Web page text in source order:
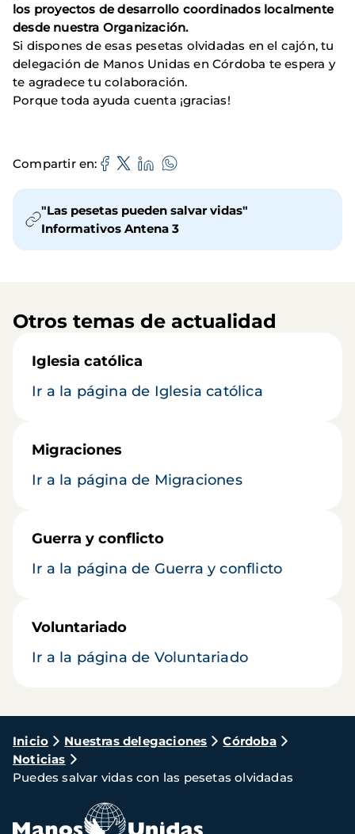
los proyectos de desarrollo coordinados localmente
desde nuestra Organización.
Si dispones de esas pesetas olvidadas en el cajón, tu
delegación de Manos Unidas en Córdoba te espera y
te agradece tu colaboración.
Porque toda ayuda cuenta ¡gracias!
Compartir en
"Las pesetas pueden salvar vidas"
Informativos Antena 3
Otros temas de actualidad
Iglesia católica
Ir a la página de Iglesia católica
Migraciones
Ir a la página de Migraciones
Guerra y conflicto
Ir a la página de Guerra y conflicto
Voluntariado
Ir a la página de Voluntariado
Ruta
de
navegación
Inicio Nuestras delegaciones
Córdoba
Noticias
Puedes salvar vidas con las pesetas olvidadas